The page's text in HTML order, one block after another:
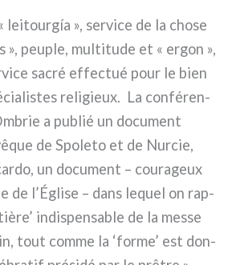
lei­tour­gía », ser­vi­ce de la cho­se
», peu­ple, mul­ti­tu­de et « ergon »,
sacré effec­tué pour le bien
reli­gieux. La con­fé­ren­
a publié un docu­ment
de Spoleto et de Nurcie,
un docu­ment – cou­ra­geux
de l’Église – dans lequel on rap­
indi­spen­sa­ble de la mes­se
tout com­me la ‘for­me’ est don­